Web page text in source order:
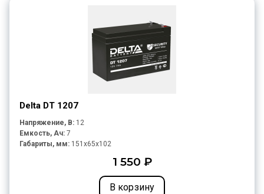
Delta DT 1207
Напряжение, В: 12
Емкость, Ач: 7
Габариты, мм: 151x65x102
1 550 ₽
В корзину